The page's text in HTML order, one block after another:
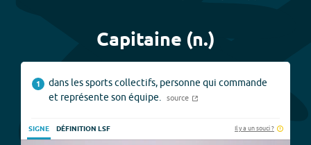
Capitaine (n.)
1
dans les sports collectifs, personne qui commande
et représente son équipe.
source
SIGNE DÉFINITION LSF Il y a un souci ?